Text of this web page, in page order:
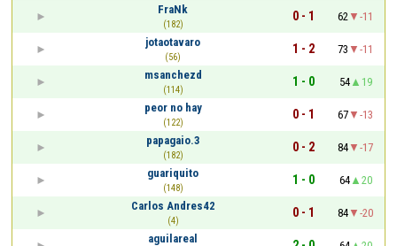
FraNk
(182)
0 - 1 62
-11
jotaotavaro
(56)
1 - 2 73
-11
msanchezd
(114)
1 - 0 54
19
peor no hay
(122)
0 - 1 67
-13
papagaio.3
(182)
0 - 2 84
-17
guariquito
(148)
1 - 0 64
20
Carlos Andres42
(4)
0 - 1 84
-20
aguilareal